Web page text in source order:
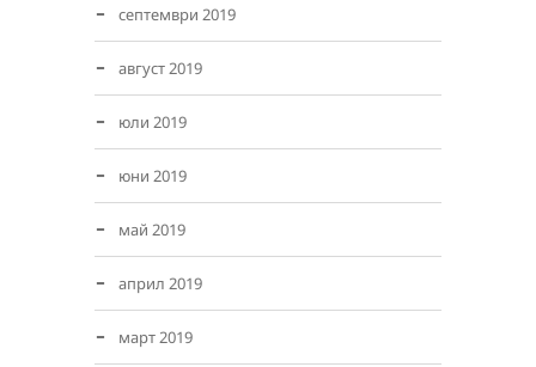
септември 2019
август 2019
юли 2019
юни 2019
май 2019
април 2019
март 2019